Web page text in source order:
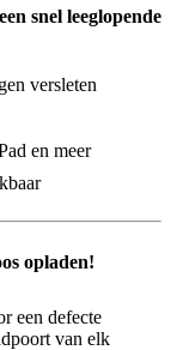
snel leeglopende
versleten
en meer
opladen!
een defecte
van elk